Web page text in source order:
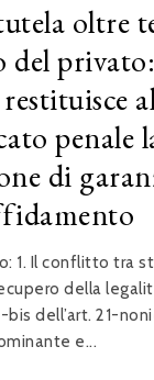
oltre
del
penale
di
1. Il conflitto tra
della
bis dell’art. 21-
e...